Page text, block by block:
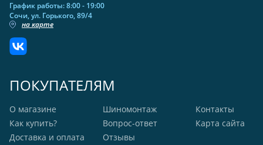
График работы: 8:00 - 19:00
Сочи, ул. Горького, 89/4
на карте
ПОКУПАТЕЛЯМ
О магазине
Как купить?
Доставка и оплата
Шиномонтаж
Вопрос-ответ
Отзывы
Контакты
Карта сайта